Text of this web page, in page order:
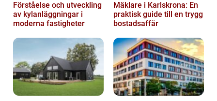
Förståelse och utveckling
av kylanläggningar i
moderna fastigheter
Mäklare i Karlskrona: En
praktisk guide till en trygg
bostadsaffär